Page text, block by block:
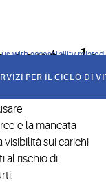
with accessibility-related
riducono gli
PER IL CICLO DI
conta,
e la mancata
visibilità sui carichi
al rischio di